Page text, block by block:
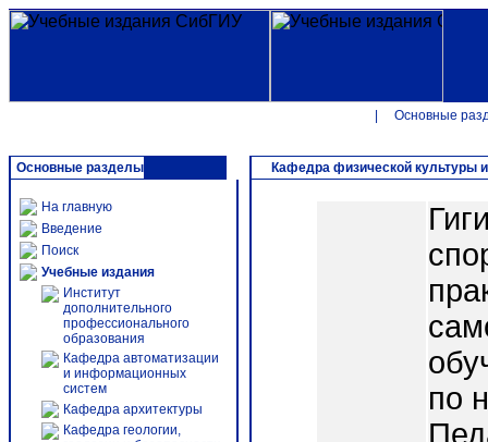
Основные
Основные разделы
На главную
Введение
Поиск
Учебные издания
Институт
дополнительного
профессионального
образования
Кафедра автоматизации
и информационных
систем
Кафедра архитектуры
Кафедра геологии,
Кафедра физической культуры
по